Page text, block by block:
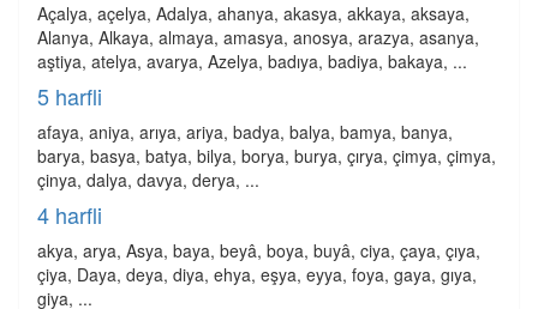
Açalya, açelya, Adalya, ahanya, akasya, akkaya, aksaya,
Alanya, Alkaya, almaya, amasya, anosya, arazya, asanya,
aştiya, atelya, avarya, Azelya, badıya, badiya, bakaya, ...
5 harfli
afaya, aniya, arıya, ariya, badya, balya, bamya, banya,
barya, basya, batya, bilya, borya, burya, çırya, çimya, çimya,
çinya, dalya, davya, derya, ...
4 harfli
akya, arya, Asya, baya, beyâ, boya, buyâ, ciya, çaya, çıya,
çiya, Daya, deya, diya, ehya, eşya, eyya, foya, gaya, gıya,
giya, ...